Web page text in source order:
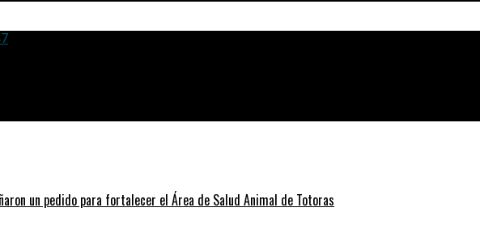
un pedido para fortalecer el Área de Salud Animal de Totoras